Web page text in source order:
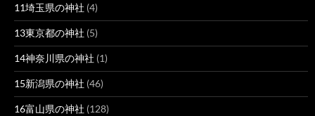
11埼玉県の神社 (4)
13東京都の神社 (5)
14神奈川県の神社 (1)
15新潟県の神社 (46)
16富山県の神社 (128)